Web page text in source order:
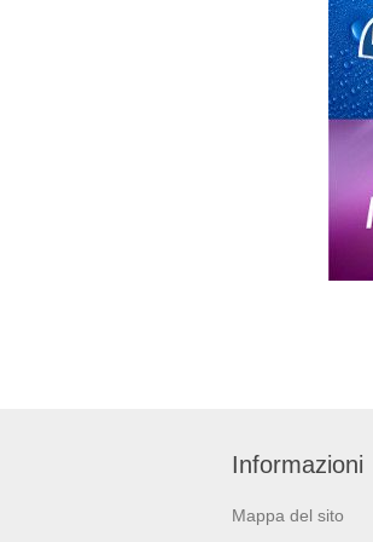
Informazioni
Mappa del sito